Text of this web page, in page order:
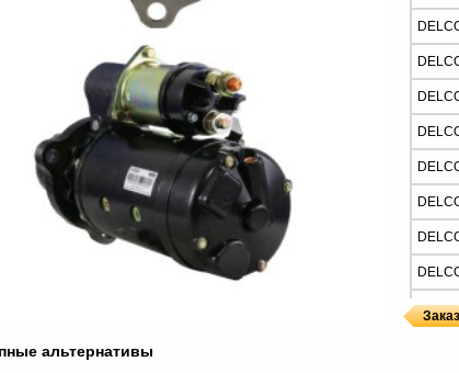
альтернативы